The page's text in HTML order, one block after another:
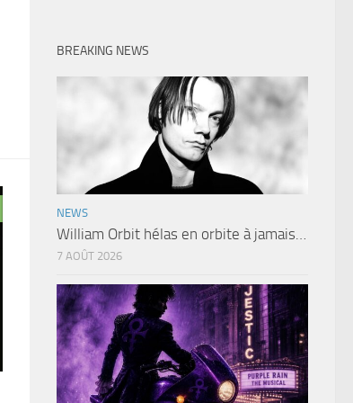
BREAKING NEWS
NEWS
William Orbit hélas en orbite à jamais…
7 AOÛT 2026